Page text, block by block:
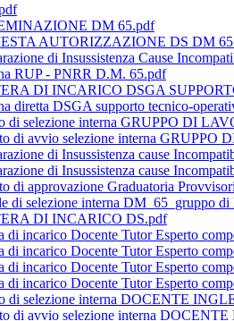
DM 65.pdf
AUTORIZZAZIONE DS DM
di Insussistenza Cause
RUP - PNRR D.M. 65.pdf
DI INCARICO DSGA
diretta DSGA supporto tecnico-
di selezione interna GRUPPO DI
di avvio selezione interna
di Insussistenza cause
di Insussistenza cause
di approvazione Graduatoria
di selezione interna DM_65_gruppo
DI INCARICO DS.pdf
di incarico Docente Tutor Esperto
di incarico Docente Tutor Esperto
di incarico Docente Tutor Esperto
di incarico Docente Tutor Esperto
di selezione interna DOCENTE
di avvio selezione interna